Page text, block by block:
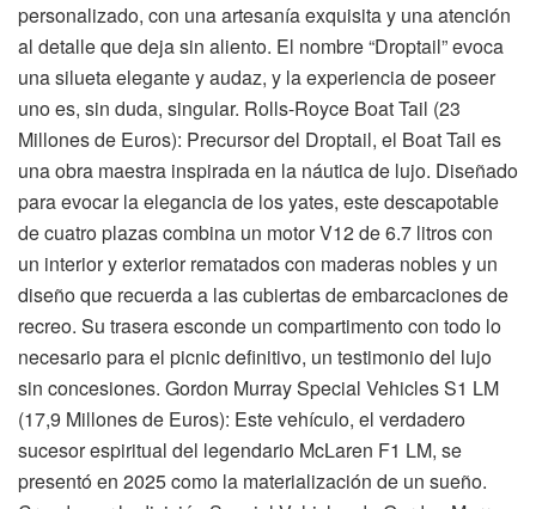
personalizado, con una artesanía exquisita y una atención
al detalle que deja sin aliento. El nombre “Droptail” evoca
una silueta elegante y audaz, y la experiencia de poseer
uno es, sin duda, singular. Rolls-Royce Boat Tail (23
Millones de Euros): Precursor del Droptail, el Boat Tail es
una obra maestra inspirada en la náutica de lujo. Diseñado
para evocar la elegancia de los yates, este descapotable
de cuatro plazas combina un motor V12 de 6.7 litros con
un interior y exterior rematados con maderas nobles y un
diseño que recuerda a las cubiertas de embarcaciones de
recreo. Su trasera esconde un compartimento con todo lo
necesario para el picnic definitivo, un testimonio del lujo
sin concesiones. Gordon Murray Special Vehicles S1 LM
(17,9 Millones de Euros): Este vehículo, el verdadero
sucesor espiritual del legendario McLaren F1 LM, se
presentó en 2025 como la materialización de un sueño.